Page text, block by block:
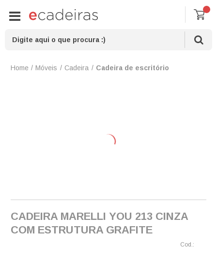
Móveis Cadeira Cadeira de escritório
CADEIRA MARELLI YOU 213 CINZA
COM ESTRUTURA GRAFITE